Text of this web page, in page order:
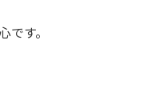
す。